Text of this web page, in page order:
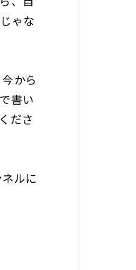
ゃな
から
書い
ださ
ルに